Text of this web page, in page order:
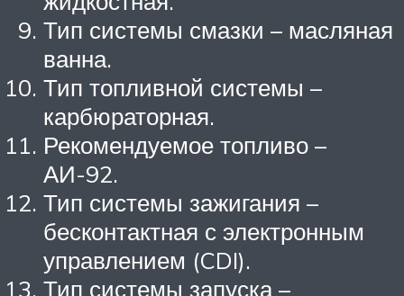
Тип системы смазки – масляная
ванна.
Тип топливной системы –
карбюраторная.
Рекомендуемое топливо –
АИ-92.
Тип системы зажигания –
бесконтактная с электронным
управлением (CDI).
Тип системы запуска –